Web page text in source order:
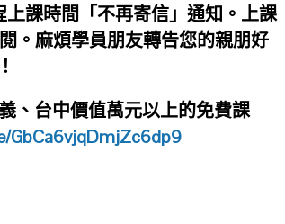
課時間「不再寄信」通知。上課
。麻煩學員朋友轉告您的親朋好
、台中價值萬元以上的免費課
GbCa6vjqDmjZc6dp9